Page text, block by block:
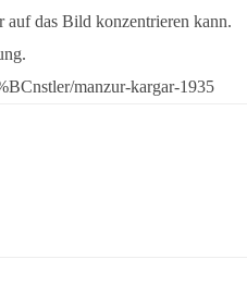
das Bild konzentrieren kann.
manzur-kargar-1935